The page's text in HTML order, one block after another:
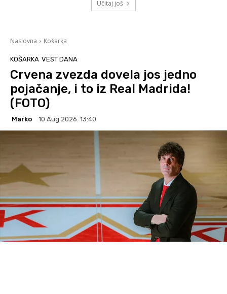
Učitaj još